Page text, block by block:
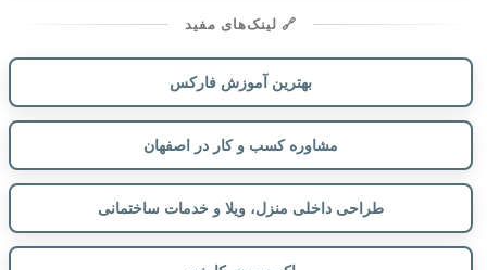
🔗 لینک‌های مفید
بهترین آموزش فارکس
مشاوره کسب و کار در اصفهان
طراحی داخلی منزل، ویلا و خدمات ساختمانی